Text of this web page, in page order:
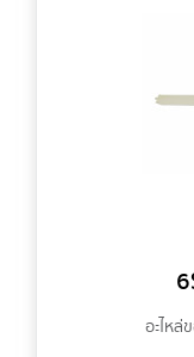
อะไหล่